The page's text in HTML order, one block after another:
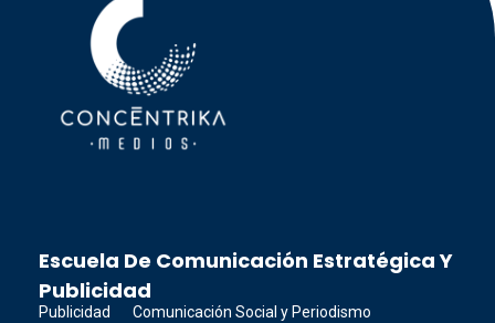
Escuela De Comunicación Estratégica Y
Publicidad
Publicidad Comunicación Social y Periodismo